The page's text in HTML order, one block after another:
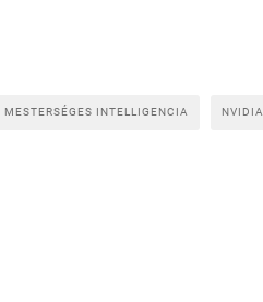
MESTERSÉGES INTELLIGENCIA NVIDIA